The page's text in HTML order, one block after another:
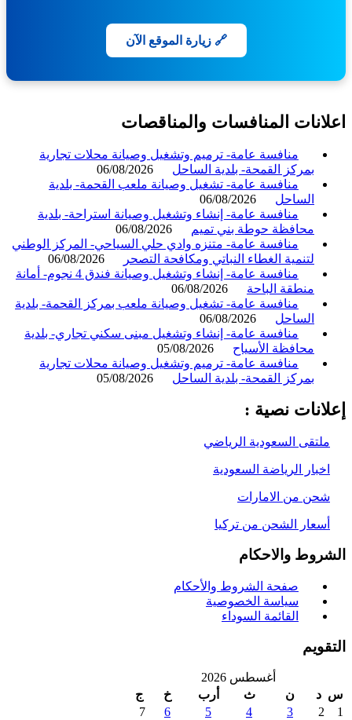
🔗 زيارة الموقع الآن
المنافسات والمناقصات
منافسة عامة- ترميم وتشغيل وصيانة محلات تجارية
بمركز القمحة- بلدية الساحل
06/08/2026
منافسة عامة- تشغيل وصيانة ملعب القحمة- بلدية
الساحل
06/08/2026
منافسة عامة- إنشاء وتشغيل وصيانة استراحة- بلدية
محافظة حوطة بني تميم
06/08/2026
منافسة عامة- متنزه وادي حلي السياحي- المركز الوطني
لتنمية الغطاء النباتي ومكافحة التصحر
06/08/2026
منافسة عامة- إنشاء وتشغيل وصيانة فندق 4 نجوم- أمانة
منطقة الباحة
06/08/2026
منافسة عامة- تشغيل وصيانة ملعب بمركز القحمة- بلدية
الساحل
06/08/2026
منافسة عامة- إنشاء وتشغيل مبنى سكني تجاري- بلدية
محافظة الأسياح
05/08/2026
منافسة عامة- ترميم وتشغيل وصيانة محلات تجارية
بمركز القمحة- بلدية الساحل
05/08/2026
نصية :
السعودية الرياضي
الرياضة السعودية
من الامارات
الشحن من تركيا
والاحكام
صفحة الشروط والأحكام
سياسة الخصوصية
القائمة السوداء
أغسطس 2026
د
ن
ج
7